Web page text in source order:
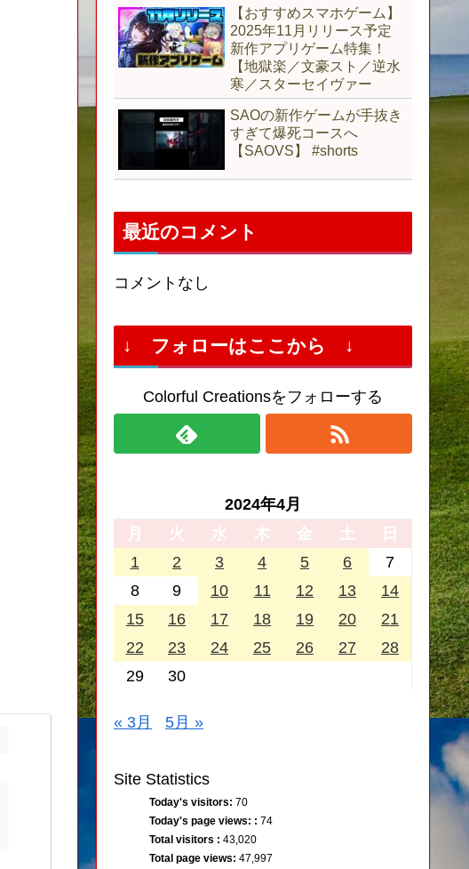
【おすすめスマホゲーム】
2025年11月リリース予定
新作アプリゲーム特集！
【地獄楽／文豪スト／逆水
寒／スターセイヴァー
SAOの新作ゲームが手抜き
すぎて爆死コースへ
【SAOVS】 #shorts
最近のコメント
コメントなし
↓ フォローはここから ↓
Colorful Creationsをフォローする
2024年4月
月
火 水 木 金 土
日
1
2 3 4 5 6
7
8
9 10 11 12 13
14
15
16 17 18 19 20
21
22
23 24 25 26 27
28
29
30
« 3月 5月 »
Site Statistics
Today's visitors: 70
Today's page views: : 74
Total visitors : 43,020
Total page views: 47,997